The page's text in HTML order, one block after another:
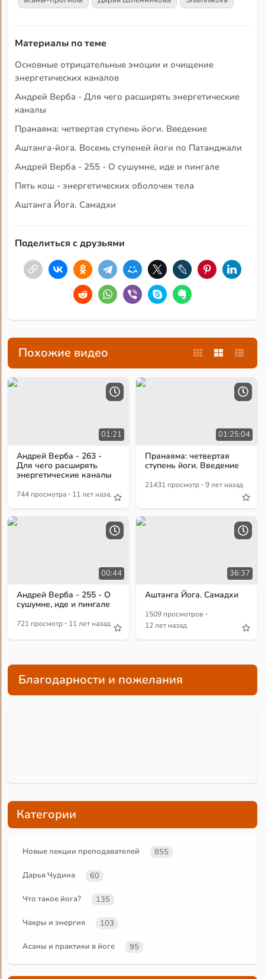
Материалы по теме
Основные отрицательные эмоции и очищение
энергетических каналов
Андрей Верба - Для чего расширять энергетические
каналы
Пранаяма: четвертая ступень йоги. Введение
Аштанга-йога. Восемь ступеней йоги по Патанджали
Андрей Верба - 255 - О сушумне, иде и пингале
Пять кош - энергетических оболочек тела
Аштанга Йога. Самадхи
Поделиться с друзьями
Похожие видео
01:21
Андрей Верба - 263 -
Для чего расширять
энергетические каналы
744 просмотра · 11 лет назад
01:25:04
Пранаяма: четвертая
ступень йоги. Введение
21431 просмотр · 9 лет назад
00:44
Андрей Верба - 255 - О
сушумне, иде и пингале
721 просмотр · 11 лет назад
36:37
Аштанга Йога. Самадхи
1509 просмотров ·
12 лет назад
Благодарности и пожелания
Категории
Новые лекции преподавателей 855
Дарья Чудина 60
Что такое йога? 135
Чакры и энергия 103
Асаны и практики в йоге 95